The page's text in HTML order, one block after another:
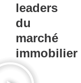
leaders
du
marché
immobilier